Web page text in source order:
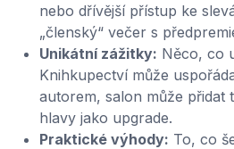
nebo dřívější přístup ke
„členský“ večer s
Unikátní zážitky: Něco, co
Knihkupectví může
autorem, salon může přidat
hlavy jako upgrade.
Praktické výhody: To, co